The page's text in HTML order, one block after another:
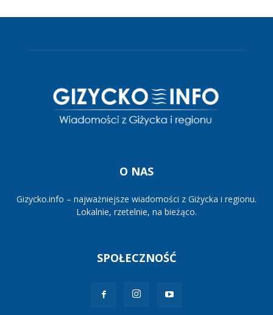
O NAS
Gizycko.info – najważniejsze wiadomości z Giżycka i regionu.
Lokalnie, rzetelnie, na bieżąco.
SPOŁECZNOŚĆ